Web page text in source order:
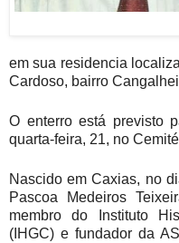
em sua residencia
Cardoso, bairro
O enterro está previsto
quarta-feira, 21, no
Nascido em Caxias, no
Pascoa Medeiros
membro do Instituto
(IHGC) e fundador da